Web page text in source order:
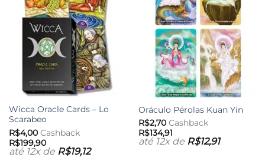
desejos
Wicca Oracle Cards – Lo
Scarabeo
R$4,00Cashback
R$199,90
até 12x de R$19,12
desejos
Oráculo Pérolas Kuan Yin
R$2,70Cashback
R$134,91
até 12x de R$12,91